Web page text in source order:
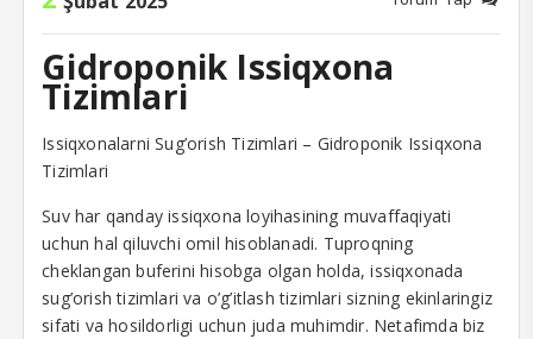
Gidroponik Issiqxona
Tizimlari
Issiqxonalarni Sug’orish Tizimlari – Gidroponik Issiqxona
Tizimlari
Suv har qanday issiqxona loyihasining muvaffaqiyati
uchun hal qiluvchi omil hisoblanadi. Tuproqning
cheklangan buferini hisobga olgan holda, issiqxonada
sug’orish tizimlari va o’g’itlash tizimlari sizning ekinlaringiz
sifati va hosildorligi uchun juda muhimdir. Netafimda biz